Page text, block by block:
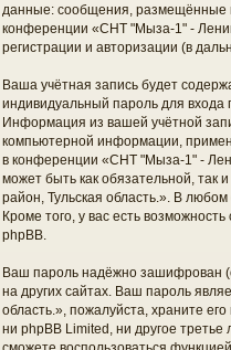
данные: сообщения, размещённые
конференции «СНТ "Мыза-1" -
регистрации и авторизации (в
Ваша учётная запись будет
индивидуальный пароль для
Информация из вашей учётной
компьютерной информации,
в конференции «СНТ "Мыза-1" -
может быть как обязательной,
район, Тульская область.». В
Кроме того, у вас есть
phpBB.
Ваш пароль надёжно зашифрован
на других сайтах. Ваш пароль
область.», пожалуйста, храните
ни phpBB Limited, ни другое